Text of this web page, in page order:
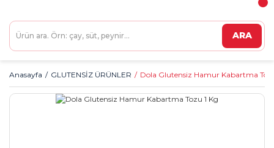
ARA
Anasayfa GLUTENSİZ ÜRÜNLER Dola Glutensiz Hamur Kabartma